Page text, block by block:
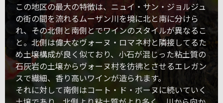
この地区の最大の特徴は、ニュイ・サン・ジョルジュ
の街の間を流れるムーザン川を境に北と南に分けら
れ、その北側と南側とでワインのスタイルが異なるこ
と。北側は偉大なヴォーヌ・ロマネ村と隣接してるた
め土壌構成が良く似ており、小石が混じった粘土質の
石灰岩の土壌からヴォーヌ村を彷彿とさせるエレガン
スで繊細、香り高いワインが造られます。
それに対して南側はコート・ド・ボーヌに続いていく